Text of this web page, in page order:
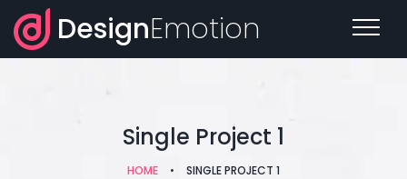
DesignEmotion
Single Project 1
HOME • SINGLE PROJECT 1